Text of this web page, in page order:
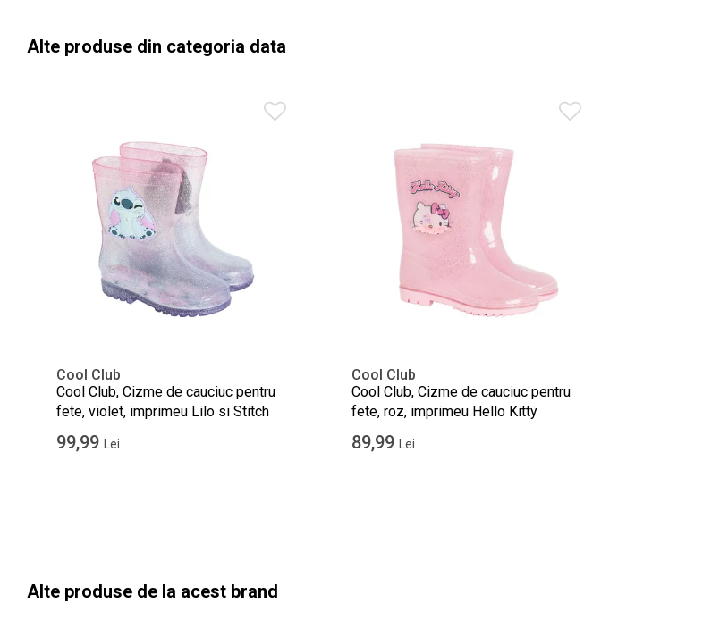
Alte produse din categoria data
Cool Club
Cool Club, Cizme de cauciuc pentru
fete, violet, imprimeu Lilo si Stitch
99,99 Lei
Cool Club
Cool Club, Cizme de cauciuc pentru
fete, roz, imprimeu Hello Kitty
89,99 Lei
Alte produse de la acest brand